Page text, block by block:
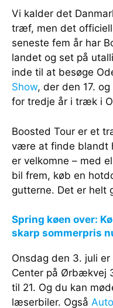
Vi kalder det
træf, men det
seneste fem år har
landet og set på
inde til at besøge
Show, der den 17.
for tredje år i træk i
Boosted Tour er et
være at finde blandt
er velkomne – med
bil frem, køb en
gutterne. Det er helt
Spring køen over:
skarp sommerpris
Onsdag den 3. juli
Center på Ørbækvej
til 21. Og du kan
læserbiler. Også